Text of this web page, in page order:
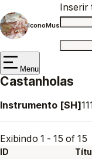
IconoMus
Inserir
Menu
Castanholas
Instrumento [SH]
Exibindo 1 - 15 of 15
ID